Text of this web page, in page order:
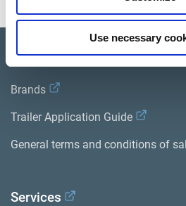
Use necessary
Product catalogue
Brands
Trailer Application Guide
General terms and conditions of
Services